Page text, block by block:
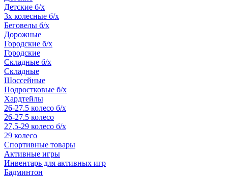
Детские б/х
3х колесные б/х
Беговелы б/х
Дорожные
Городские б/х
Городские
Складные б/х
Складные
Шоссейные
Подростковые б/х
Хардтейлы
26-27.5 колесо б/х
26-27.5 колесо
27,5-29 колесо б/х
29 колесо
Спортивные товары
Активные игры
Инвентарь для активных игр
Бадминтон